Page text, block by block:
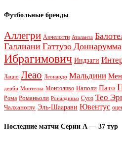
Футбольные бренды
Аллегри Анчелотти Аталанта
Галлиани Гаттузо Доннарумма
Ибрагимович Индзаги
Лацио Леао Леонардо Мальдини
дерби Монтелла Монтоливо Наполи Пато
Рома Романьоли Роналдиньо Сусо Тео
Чалханоглу Эль-Шаарави Ювентус
Последние матчи Серии А — 37 тур